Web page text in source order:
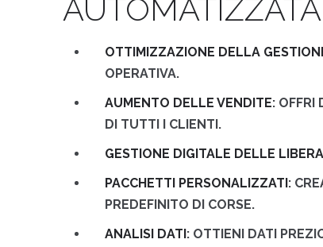
OTTIMIZZAZIONE DELLA
OPERATIVA.
AUMENTO DELLE VENDITE: OFFRI
DI TUTTI I CLIENTI.
GESTIONE DIGITALE DELLE
PACCHETTI PERSONALIZZATI:
PREDEFINITO DI CORSE.
ANALISI DATI: OTTIENI DATI